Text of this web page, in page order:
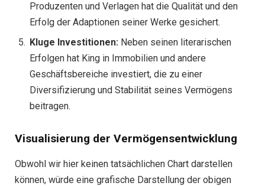
Produzenten und Verlagen hat die Qualität und den
Erfolg der Adaptionen seiner Werke gesichert.
Kluge Investitionen: Neben seinen literarischen
Erfolgen hat King in Immobilien und andere
Geschäftsbereiche investiert, die zu einer
Diversifizierung und Stabilität seines Vermögens
beitragen.
Visualisierung der Vermögensentwicklung
Obwohl wir hier keinen tatsächlichen Chart darstellen
können, würde eine grafische Darstellung der obigen